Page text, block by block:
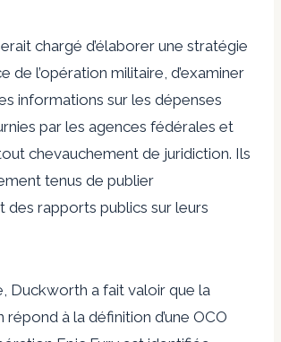
chargé d’élaborer une stratégie
de l’opération militaire, d’examiner
informations sur les dépenses
par les agences fédérales et
chevauchement de juridiction. Ils
tenus de publier
des rapports publics sur leurs
Duckworth a fait valoir que la
répond à la définition d’une OCO